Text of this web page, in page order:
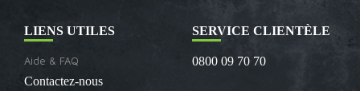
LIENS UTILES
Aide & FAQ
Contactez-nous
SERVICE CLIENTÈLE
0800 09 70 70